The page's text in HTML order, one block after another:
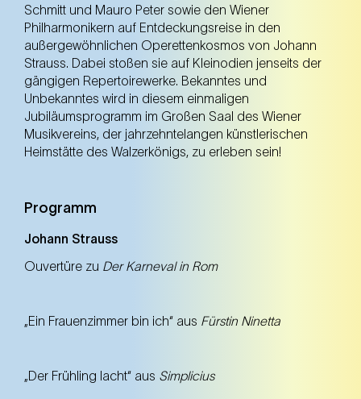
Schmitt und Mauro Peter sowie den Wiener
Philharmonikern auf Entdeckungsreise in den
außergewöhnlichen Operettenkosmos von Johann
Strauss. Dabei stoßen sie auf Kleinodien jenseits der
gängigen Repertoirewerke. Bekanntes und
Unbekanntes wird in diesem einmaligen
Jubiläumsprogramm im Großen Saal des Wiener
Musikvereins, der jahrzehntelangen künstlerischen
Heimstätte des Walzerkönigs, zu erleben sein!
Programm
Johann Strauss
Ouvertüre zu DerKarneval in Rom
„Ein Frauenzimmer bin ich“ aus Fürstin Ninetta
„Der Frühling lacht“ aus Simplicius